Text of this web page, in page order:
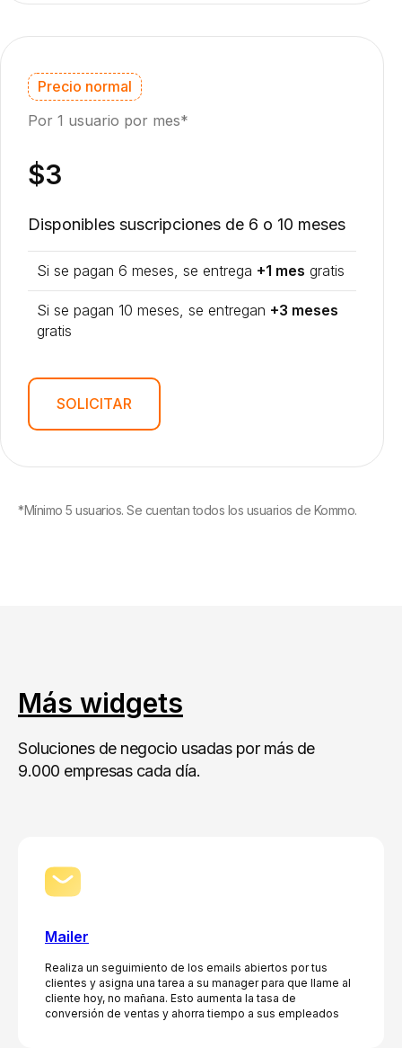
Precio normal
Por 1 usuario por mes*
$3
Disponibles suscripciones de 6 o 10 meses
Si se pagan 6 meses, se entrega +1 mes gratis
Si se pagan 10 meses, se entregan +3 meses
gratis
SOLICITAR
*Mínimo 5 usuarios. Se cuentan todos los usuarios de Kommo.
Más widgets
Soluciones de negocio usadas por más de
9.000 empresas cada día.
Mailer
Realiza un seguimiento de los emails abiertos por tus
clientes y asigna una tarea a su manager para que llame al
cliente hoy, no mañana. Esto aumenta la tasa de
conversión de ventas y ahorra tiempo a sus empleados